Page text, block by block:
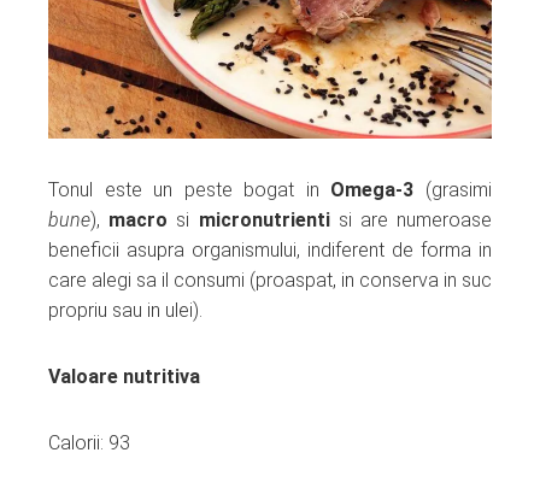
Tonul este un peste bogat in Omega-3 (grasimi
bune), macro si micronutrientisi are numeroase
beneficii asupra organismului, indiferent de forma in
care alegi sa il consumi (proaspat, in conserva in suc
propriu sau in ulei).
Valoare nutritiva
Calorii: 93